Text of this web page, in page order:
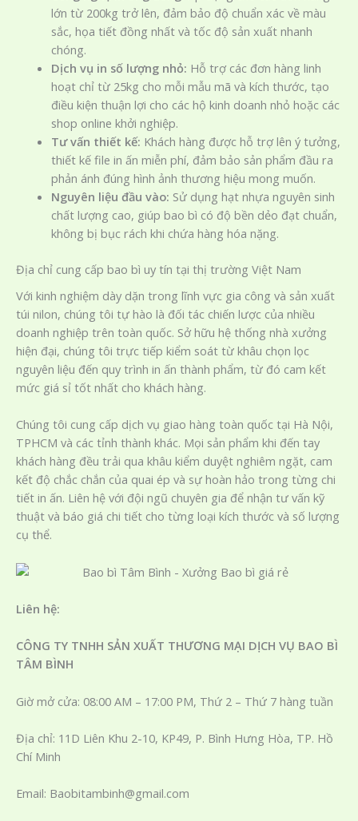
lớn từ 200kg trở lên, đảm bảo độ chuẩn xác về màu
sắc, họa tiết đồng nhất và tốc độ sản xuất nhanh
chóng.
Dịch vụ in số lượng nhỏ: Hỗ trợ các đơn hàng linh
hoạt chỉ từ 25kg cho mỗi mẫu mã và kích thước, tạo
điều kiện thuận lợi cho các hộ kinh doanh nhỏ hoặc các
shop online khởi nghiệp.
Tư vấn thiết kế: Khách hàng được hỗ trợ lên ý tưởng,
thiết kế file in ấn miễn phí, đảm bảo sản phẩm đầu ra
phản ánh đúng hình ảnh thương hiệu mong muốn.
Nguyên liệu đầu vào: Sử dụng hạt nhựa nguyên sinh
chất lượng cao, giúp bao bì có độ bền dẻo đạt chuẩn,
không bị bục rách khi chứa hàng hóa nặng.
Địa chỉ cung cấp bao bì uy tín tại thị trường Việt Nam
Với kinh nghiệm dày dặn trong lĩnh vực gia công và sản xuất
túi nilon, chúng tôi tự hào là đối tác chiến lược của nhiều
doanh nghiệp trên toàn quốc. Sở hữu hệ thống nhà xưởng
hiện đại, chúng tôi trực tiếp kiểm soát từ khâu chọn lọc
nguyên liệu đến quy trình in ấn thành phẩm, từ đó cam kết
mức giá sỉ tốt nhất cho khách hàng.
Chúng tôi cung cấp dịch vụ giao hàng toàn quốc tại Hà Nội,
TPHCM và các tỉnh thành khác. Mọi sản phẩm khi đến tay
khách hàng đều trải qua khâu kiểm duyệt nghiêm ngặt, cam
kết độ chắc chắn của quai ép và sự hoàn hảo trong từng chi
tiết in ấn. Liên hệ với đội ngũ chuyên gia để nhận tư vấn kỹ
thuật và báo giá chi tiết cho từng loại kích thước và số lượng
cụ thể.
Liên hệ:
CÔNG TY TNHH SẢN XUẤT THƯƠNG MẠI DỊCH VỤ BAO BÌ
TÂM BÌNH
Giờ mở cửa: 08:00 AM – 17:00 PM, Thứ 2 – Thứ 7 hàng tuần
Địa chỉ: 11D Liên Khu 2-10, KP49, P. Bình Hưng Hòa, TP. Hồ
Chí Minh
Email: Baobitambinh@gmail.com